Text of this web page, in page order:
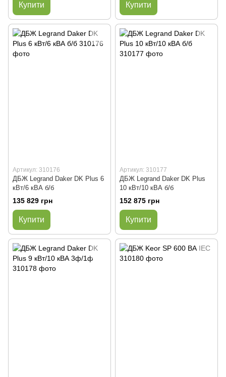
Купити Купити
Артикул: 310176
ДБЖ Legrand Daker DK Plus 6
кВт/6 кВА б/б
135 829 грн
Купити
Артикул: 310177
ДБЖ Legrand Daker DK Plus
10 кВт/10 кВА б/б
152 875 грн
Купити